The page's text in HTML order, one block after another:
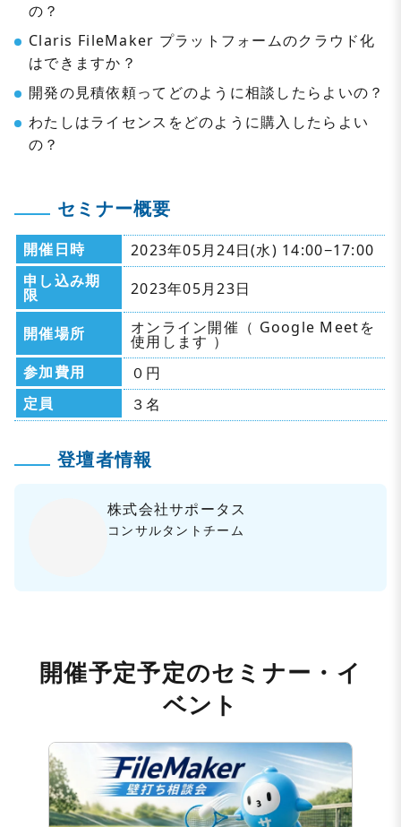
の？
Claris FileMaker プラットフォームのクラウド化
はできますか？
開発の見積依頼ってどのように相談したらよいの？
わたしはライセンスをどのように購入したらよい
の？
セミナー概要
開催日時
2023年05月24日(水) 14:00−17:00
申し込み期
限 2023年05月23日
開催場所 オンライン開催（ Google Meetを
使用します ）
参加費用
０円
定員
３名
登壇者情報
株式会社サポータス
コンサルタントチーム
開催予定予定のセミナー・イ
ベント